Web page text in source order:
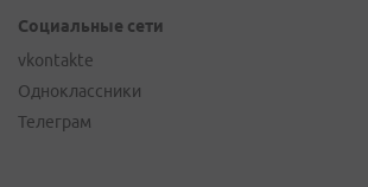
Социальные сети
vkontakte
Одноклассники
Телеграм